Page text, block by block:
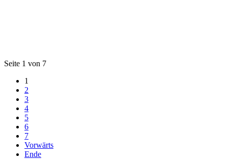
Seite 1 von 7
1
2
3
4
5
6
7
Vorwärts
Ende